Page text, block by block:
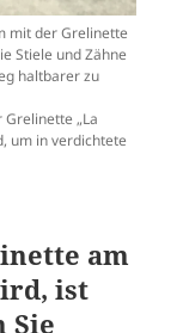
mit der Grelinette
Stiele und Zähne
haltbarer zu
„La
um in verdichtete
am
ist
Sie